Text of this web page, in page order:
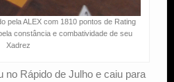
pela ALEX com 1810 pontos de Rating
constância e combatividade de seu
Xadrez
no Rápido de Julho e caiu para